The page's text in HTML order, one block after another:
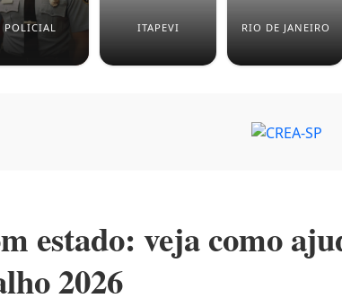
POLICIAL ITAPEVI RIO DE JANEIRO
estado: veja como
2026